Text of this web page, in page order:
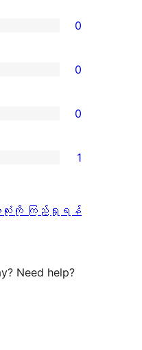
0
0
0
1
သပ်
းလုံးကို ကြည့်ရှုရန်
Need help?